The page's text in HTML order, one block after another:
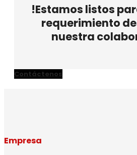
!Estamos listos
requerimiento
nuestra
Contáctenos
Empresa